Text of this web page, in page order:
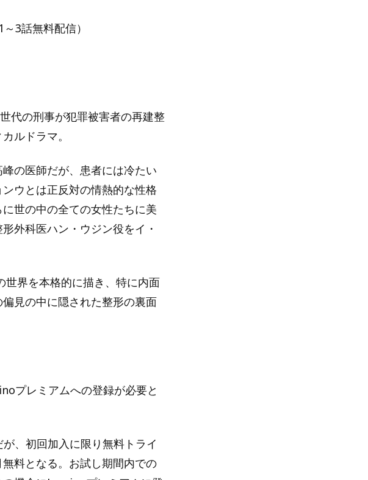
3話無料配信）
代の刑事が犯罪被害者の再建整
ルドラマ。
の医師だが、患者には冷たい
ウとは正反対の情熱的な性格
世の中の全ての女性たちに美
外科医ハン・ウジン役をイ・
界を本格的に描き、特に内面
見の中に隠された整形の裏面
プレミアムへの登録が必要と
、初回加入に限り無料トライ
料となる。お試し期間内での